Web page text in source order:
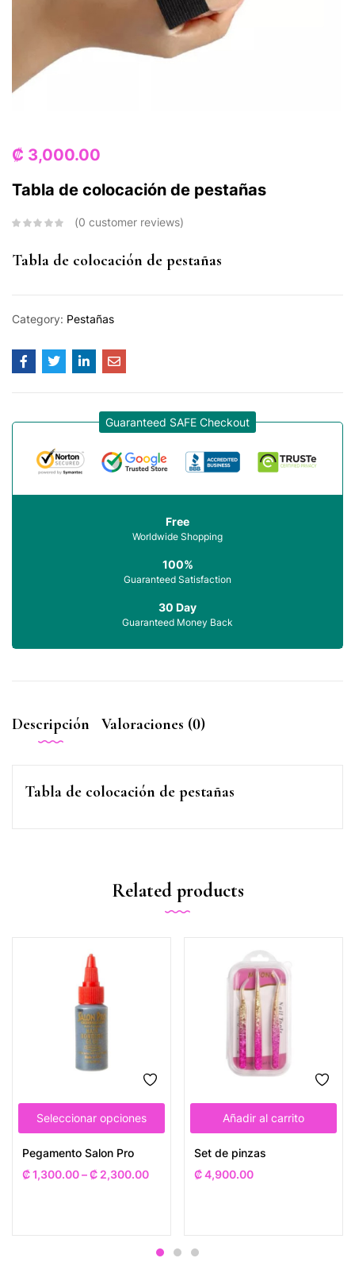
₡ 3,000.00
Tabla de colocación de pestañas
0 customer reviews
Tabla de colocación de pestañas
Category: Pestañas
Guaranteed SAFE Checkout
Free
Worldwide Shopping
100%
Guaranteed Satisfaction
30 Day
Guaranteed Money Back
Descripción Valoraciones (0)
Tabla de colocación de pestañas
Related products
Seleccionar opciones
Pegamento Salon Pro
₡1,300.00–₡ 2,300.00
Añadir al carrito
Set de pinzas
₡4,900.00